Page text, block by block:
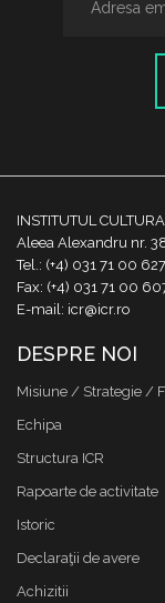
INSTITUTUL
Aleea Alexandru nr.
Tel.: (+4) 031 71 00
Fax: (+4) 031 71 00
E-mail: icr@icr.ro
DESPRE NOI
Misiune / Strategie /
Echipa
Structura ICR
Rapoarte de activitate
Istoric
Declaraţii de avere
Achizitii